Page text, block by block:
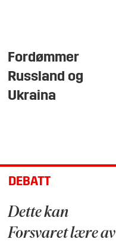
Fordømmer
Russland og
Ukraina
DEBATT
Dette kan
Forsvaret lære av